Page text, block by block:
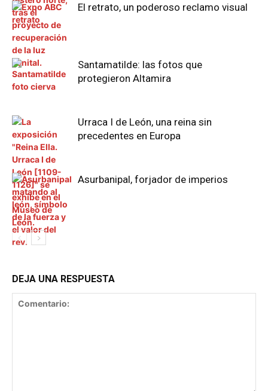
El retrato, un poderoso reclamo visual
Santamatilde: las fotos que
protegieron Altamira
Urraca I de León, una reina sin
precedentes en Europa
Asurbanipal, forjador de imperios
DEJA UNA RESPUESTA